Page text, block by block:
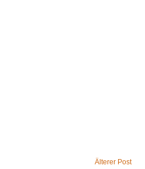
Älterer Post